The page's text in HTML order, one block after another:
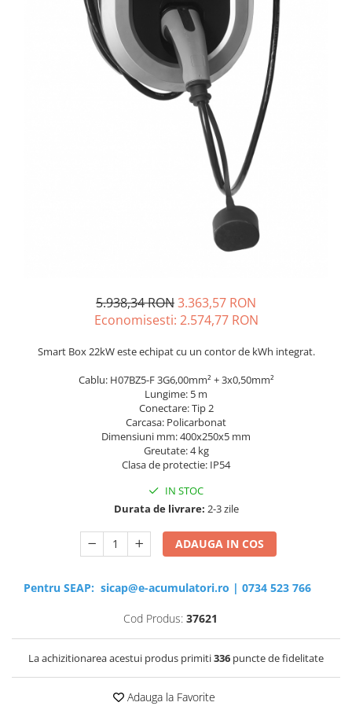
Sisteme de management (BMS)
Redresoare, incarcatoare si testere
Redresoare auto, moto, barci si
5.938,34 RON3.363,57 RON
Economisesti: 2.574,77 RON
Smart Box 22kW este echipat cu un contor de kWh integrat.
Cablu: H07BZ5-F 3G6,00mm² + 3x0,50mm²
Lungime: 5 m
Conectare: Tip 2
Carcasa: Policarbonat
Dimensiuni mm: 400x250x5 mm
Greutate: 4 kg
Clasa de protectie: IP54
IN STOC
Durata de livrare: 2-3 zile
ADAUGA IN COS
Pentru SEAP: sicap@e-acumulatori.ro | 0734 523 766
Cod Produs: 37621
La achizitionarea acestui produs primiti336 puncte de fidelitate
Adauga la Favorite